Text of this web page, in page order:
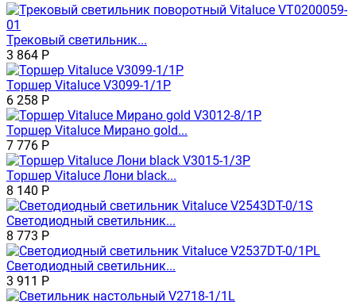
Трековый светильник...
3 864 Р
Торшер Vitaluce V3099-1/1P
6 258 Р
Торшер Vitaluce Мирано gold...
7 776 Р
Торшер Vitaluce Лони black...
8 140 Р
Светодиодный светильник...
8 773 Р
Светодиодный светильник...
3 911 Р